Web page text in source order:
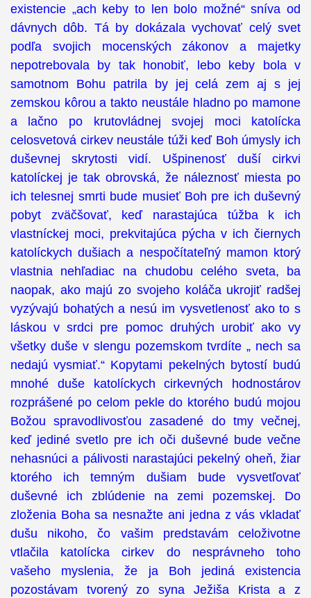
existencie „ach keby to len bolo možné“ sníva od
dávnych dôb. Tá by dokázala vychovať celý svet
podľa svojich mocenských zákonov a majetky
nepotrebovala by tak honobiť, lebo keby bola v
samotnom Bohu patrila by jej celá zem aj s jej
zemskou kôrou a takto neustále hladno po mamone
a lačno po krutovládnej svojej moci katolícka
celosvetová cirkev neustále túži keď Boh úmysly ich
duševnej skrytosti vidí. Ušpinenosť duší cirkvi
katolíckej je tak obrovská, že náleznosť miesta po
ich telesnej smrti bude musieť Boh pre ich duševný
pobyt zväčšovať, keď narastajúca túžba k ich
vlastníckej moci, prekvitajúca pýcha v ich čiernych
katolíckych dušiach a nespočítateľný mamon ktorý
vlastnia nehľadiac na chudobu celého sveta, ba
naopak, ako majú zo svojeho koláča ukrojiť radšej
vyzývajú bohatých a nesú im vysvetlenosť ako to s
láskou v srdci pre pomoc druhých urobiť ako vy
všetky duše v slengu pozemskom tvrdíte „ nech sa
nedajú vysmiať.“ Kopytami pekelných bytostí budú
mnohé duše katolíckych cirkevných hodnostárov
rozprášené po celom pekle do ktorého budú mojou
Božou spravodlivosťou zasadené do tmy večnej,
keď jediné svetlo pre ich oči duševné bude večne
nehasnúci a pálivosti narastajúci pekelný oheň, žiar
ktorého ich temným dušiam bude vysvetľovať
duševné ich zblúdenie na zemi pozemskej. Do
zloženia Boha sa nesnažte ani jedna z vás vkladať
dušu nikoho, čo vašim predstavám celoživotne
vtlačila katolícka cirkev do nesprávneho toho
vašeho myslenia, že ja Boh jediná existencia
pozostávam tvorený zo syna Ježiša Krista a z